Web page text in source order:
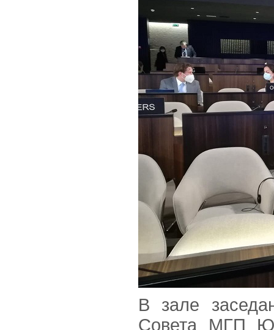
В зале
Совета МГП